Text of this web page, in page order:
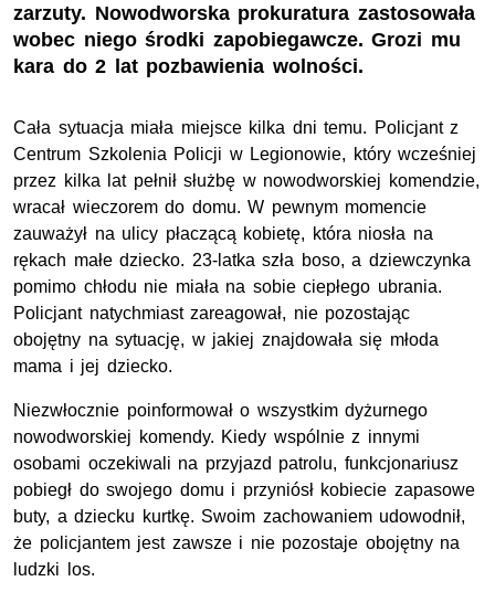
zarzuty. Nowodworska prokuratura zastosowała
wobec niego środki zapobiegawcze. Grozi mu
kara do 2 lat pozbawienia wolności.
Cała sytuacja miała miejsce kilka dni temu. Policjant z
Centrum Szkolenia Policji w Legionowie, który wcześniej
przez kilka lat pełnił służbę w nowodworskiej komendzie,
wracał wieczorem do domu. W pewnym momencie
zauważył na ulicy płaczącą kobietę, która niosła na
rękach małe dziecko. 23-latka szła boso, a dziewczynka
pomimo chłodu nie miała na sobie ciepłego ubrania.
Policjant natychmiast zareagował, nie pozostając
obojętny na sytuację, w jakiej znajdowała się młoda
mama i jej dziecko.
Niezwłocznie poinformował o wszystkim dyżurnego
nowodworskiej komendy. Kiedy wspólnie z innymi
osobami oczekiwali na przyjazd patrolu, funkcjonariusz
pobiegł do swojego domu i przyniósł kobiecie zapasowe
buty, a dziecku kurtkę. Swoim zachowaniem udowodnił,
że policjantem jest zawsze i nie pozostaje obojętny na
ludzki los.